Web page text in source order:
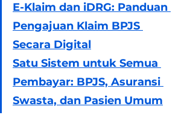
E-Klaim dan iDRG: Panduan
Pengajuan Klaim BPJS
Secara Digital
Satu Sistem untuk Semua
Pembayar: BPJS, Asuransi
Swasta, dan Pasien Umum